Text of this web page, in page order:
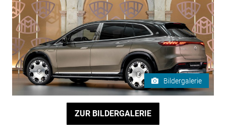
Bildergalerie
ZUR BILDERGALERIE